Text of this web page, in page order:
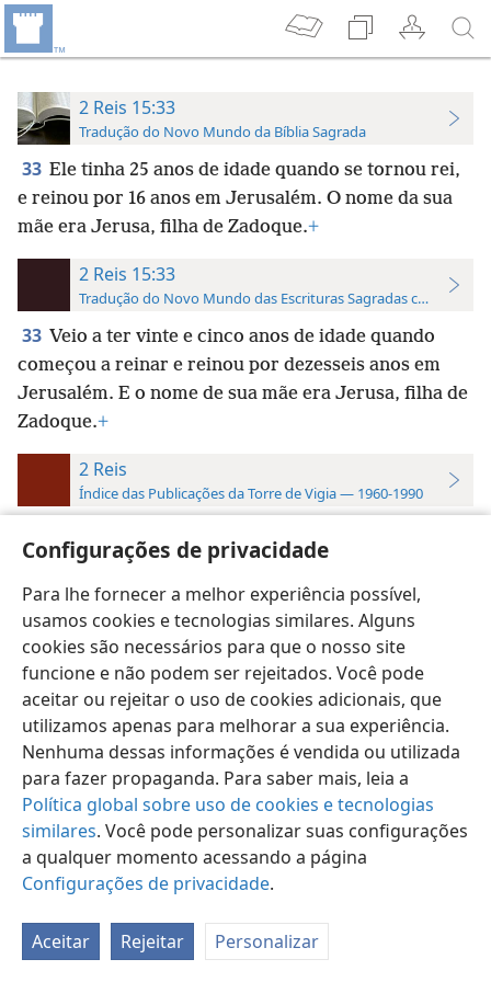
Configurações de privacidade
Para lhe fornecer a melhor experiência possível,
usamos cookies e tecnologias similares. Alguns
cookies são necessários para que o nosso site
funcione e não podem ser rejeitados. Você pode
aceitar ou rejeitar o uso de cookies adicionais, que
utilizamos apenas para melhorar a sua experiência.
Nenhuma dessas informações é vendida ou utilizada
para fazer propaganda. Para saber mais, leia a
Política global sobre uso de cookies e tecnologias
similares. Você pode personalizar suas configurações
a qualquer momento acessando a página
Configurações de privacidade.
Aceitar Rejeitar Personalizar
2 Reis 15:33
Tradução do Novo Mundo da Bíblia Sagrada
33 Ele tinha 25 anos de idade quando se tornou rei,
e reinou por 16 anos em Jerusalém. O nome da sua
mãe era Jerusa, filha de Zadoque.+
2 Reis 15:33
Tradução do Novo Mundo das Escrituras Sagradas com
33 Veio a ter vinte e cinco anos de idade quando
começou a reinar e reinou por dezesseis anos em
Jerusalém. E o nome de sua mãe era Jerusa, filha de
Zadoque.+
2 Reis
Índice das Publicações da Torre de Vigia — 1960-1990
Português (Brasil) Preferências
Copyright © 2026 Watch Tower Bible and Tract Society of Pennsylvania
Termos de Uso
Configurações de Privacidade
JW.ORG Login